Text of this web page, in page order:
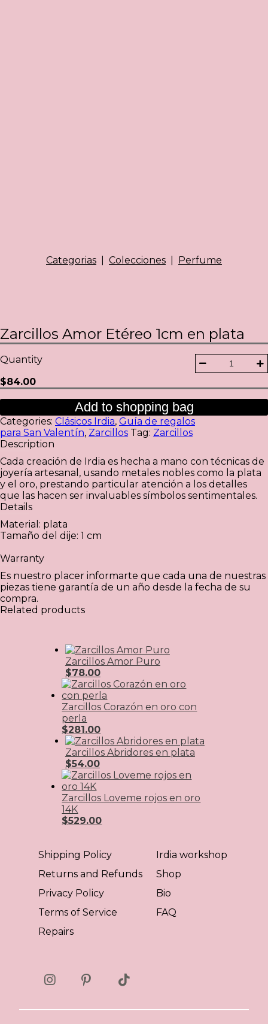
Categorias Colecciones Perfume
Zarcillos Amor Etéreo 1cm en plata
Quantity
$84.00
Add to shopping bag
Categories: Clásicos Irdia, Guía de regalos
para San Valentín, Zarcillos Tag: Zarcillos
Description
Cada creación de Irdia es hecha a mano con técnicas de
joyería artesanal, usando metales nobles como la plata
y el oro, prestando particular atención a los detalles
que las hacen ser invaluables símbolos sentimentales.
Details
Material: plata
Tamaño del dije: 1 cm
Warranty
Es nuestro placer informarte que cada una de nuestras
piezas tiene garantía de un año desde la fecha de su
compra.
Related products
Zarcillos Amor Puro
$78.00
Zarcillos Corazón en oro con
perla
$281.00
Zarcillos Abridores en plata
$54.00
Zarcillos Loveme rojos en oro
14K
$529.00
Shipping Policy
Returns and Refunds
Privacy Policy
Terms of Service
Repairs
Irdia workshop
Shop
Bio
FAQ